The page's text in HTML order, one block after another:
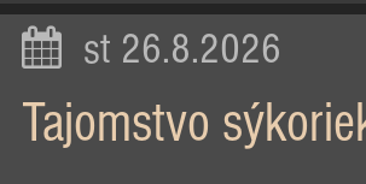
st 26.8.2026
Tajomstvo